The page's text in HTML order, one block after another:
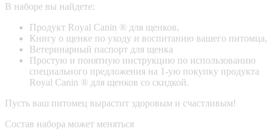
В наборе вы найдете:
Продукт Royal Canin ® для щенков,
Книгу о щенке по уходу и воспитанию вашего питомца,
Ветеринарный паспорт для щенка
Простую и понятную инструкцию по использованию
специального предложения на 1-ую покупку продукта
Royal Canin ® для щенков со скидкой.
Пусть ваш питомец вырастит здоровым и счастливым!
Состав набора может меняться